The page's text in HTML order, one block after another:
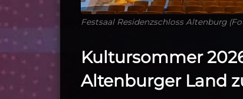
Festsaal Residenzschloss Altenburg
Kultursommer
Altenburger Land